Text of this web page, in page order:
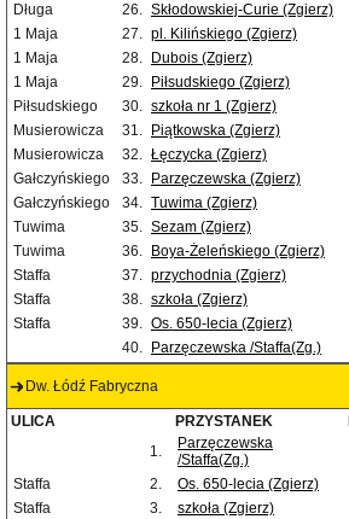
Długa
26. Skłodowskiej-Curie (Zgierz)
1 Maja
27. pl. Kilińskiego (Zgierz)
1 Maja
28. Dubois (Zgierz)
1 Maja
29. Piłsudskiego (Zgierz)
Piłsudskiego
30. szkoła nr 1 (Zgierz)
Musierowicza
31.
Piątkowska (Zgierz)
Musierowicza
32. Łęczycka (Zgierz)
Gałczyńskiego
33. Parzęczewska (Zgierz)
Gałczyńskiego
34. Tuwima (Zgierz)
Tuwima
35. Sezam (Zgierz)
Tuwima
36. Boya-Żeleńskiego (Zgierz)
Staffa
37. przychodnia (Zgierz)
Staffa
38. szkoła (Zgierz)
Staffa
39. Os. 650-lecia (Zgierz)
40.
Parzęczewska /Staffa(Zg.)
Dw. Łódź Fabryczna
ULICA PRZYSTANEK
1.
Parzęczewska
/Staffa(Zg.)
Staffa 2. Os. 650-lecia (Zgierz)
Staffa
3. szkoła (Zgierz)